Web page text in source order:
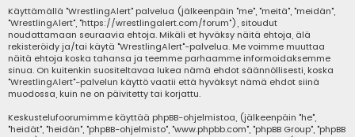
Käyttämällä "WrestlingAlert" palvelua (jälkeenpäin "me", "meitä", "meidän",
"WrestlingAlert", "https://wrestlingalert.com/forum"), sitoudut
noudattamaan seuraavia ehtoja. Mikäli et hyväksy näitä ehtoja, älä
rekisteröidy ja/tai käytä "WrestlingAlert"-palvelua. Me voimme muuttaa
näitä ehtoja koska tahansa ja teemme parhaamme informoidaksemme
sinua. On kuitenkin suositeltavaa lukea nämä ehdot säännöllisesti, koska
"WrestlingAlert"-palvelun käyttö vaatii että hyväksyt nämä ehdot siinä
muodossa, kuin ne on päivitetty tai korjattu.
Keskustelufoorumimme käyttää phpBB-ohjelmistoa, (jälkeenpäin "he",
"heidät", "heidän", "phpBB-ohjelmisto", "www.phpbb.com", "phpBB Group", "phpBB